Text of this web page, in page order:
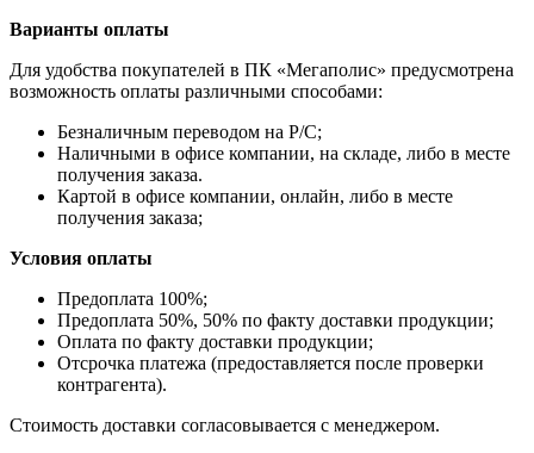
Варианты оплаты
Для удобства покупателей в ПК «Мегаполис» предусмотрена
возможность оплаты различными способами:
Безналичным переводом на Р/С;
Наличными в офисе компании, на складе, либо в месте
получения заказа.
Картой в офисе компании, онлайн, либо в месте
получения заказа;
Условия оплаты
Предоплата 100%;
Предоплата 50%, 50% по факту доставки продукции;
Оплата по факту доставки продукции;
Отсрочка платежа (предоставляется после проверки
контрагента).
Стоимость доставки согласовывается с менеджером.